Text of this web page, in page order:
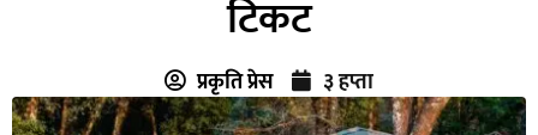
टिकट
प्रकृति प्रेस ३ हप्ता